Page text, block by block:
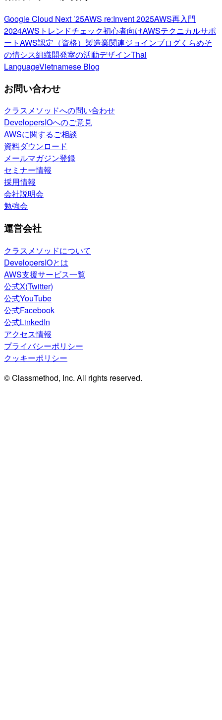
Google Cloud Next ’25AWS re:Invent 2025AWS再入門
2024AWSトレンドチェック初心者向けAWSテクニカルサポ
ートAWS認定（資格） 製造業関連ジョインブログくらめそ
の情シス組織開発室の活動デザインThai
LanguageVietnamese Blog
お問い合わせ
クラスメソッドへの問い合わせ
DevelopersIOへのご意見
AWSに関するご相談
資料ダウンロード
メールマガジン登録
セミナー情報
採用情報
会社説明会
勉強会
運営会社
クラスメソッドについて
DevelopersIOとは
AWS支援サービス一覧
公式X(Twitter)
公式YouTube
公式Facebook
公式LinkedIn
アクセス情報
プライバシーポリシー
クッキーポリシー
© Classmethod, Inc. All rights reserved.